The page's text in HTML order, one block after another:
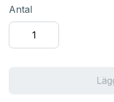
Antal